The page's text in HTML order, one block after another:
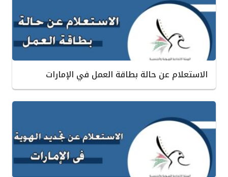
الاستعلام عن حالة بطاقة العمل في الإمارات